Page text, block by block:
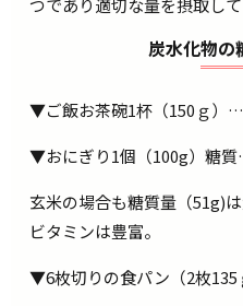
つであり適切な量を摂取し
炭水化物の
▼ご飯お茶碗1杯（150ｇ）
▼おにぎり1個（100g）糖
玄米の場合も糖質量（51g)
ビタミンは豊富。
▼6枚切りの食パン（2枚